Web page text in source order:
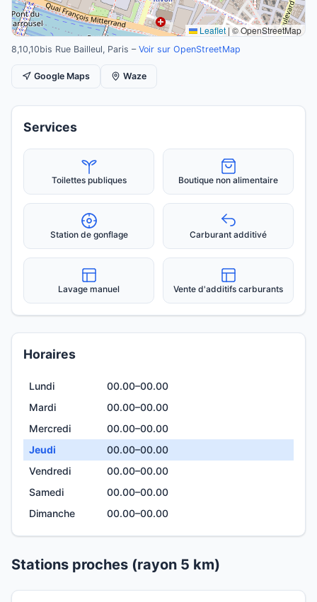
Leaflet | © OpenStreetMap
8,10,10bis Rue Bailleul, Paris – Voir sur OpenStreetMap
Google Maps Waze
Services
Toilettes publiques Boutique non alimentaire
Station de gonflage Carburant additivé
Lavage manuel Vente d'additifs carburants
Horaires
Lundi
00.00–00.00
Mardi
00.00–00.00
Mercredi
00.00–00.00
Jeudi
00.00–00.00
Vendredi
00.00–00.00
Samedi
00.00–00.00
Dimanche
00.00–00.00
Stations proches (rayon 5 km)